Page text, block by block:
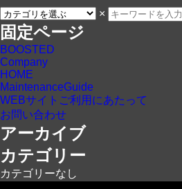
Maintenance Guide
Contact
×
固定ページ
BOOSTED
Company
HOME
MaintenanceGuide
WEBサイトご利用にあたって
お問い合わせ
アーカイブ
カテゴリー
カテゴリーなし